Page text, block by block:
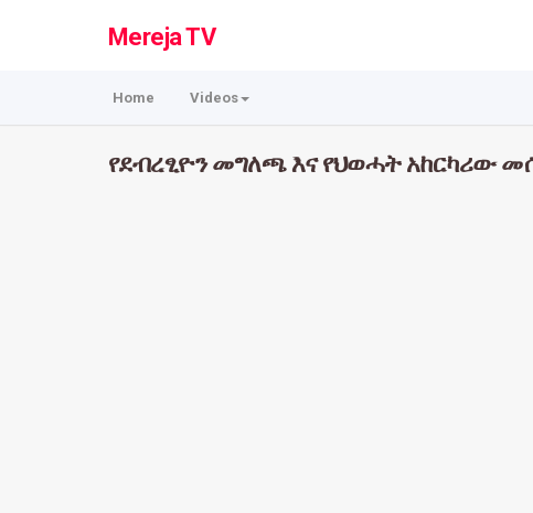
Mereja TV
Home Videos
የደብረፂዮን መግለጫ እና የህወሓት አከርካሪው